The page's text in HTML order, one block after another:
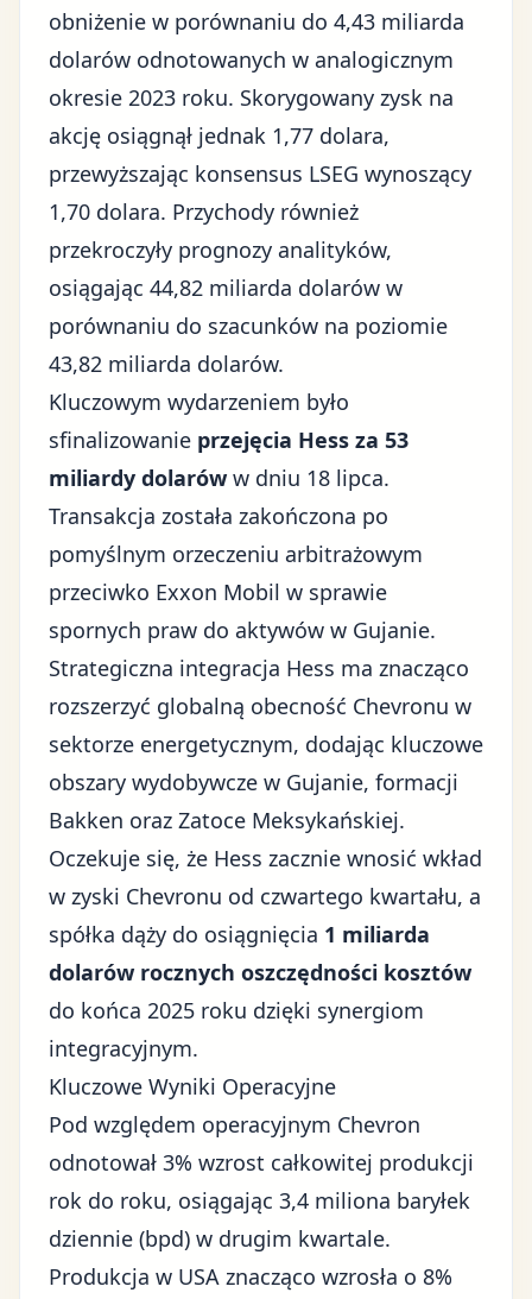
obniżenie w porównaniu do 4,43 miliarda
dolarów odnotowanych w analogicznym
okresie 2023 roku. Skorygowany zysk na
akcję osiągnął jednak 1,77 dolara,
przewyższając konsensus LSEG wynoszący
1,70 dolara. Przychody również
przekroczyły prognozy analityków,
osiągając 44,82 miliarda dolarów w
porównaniu do szacunków na poziomie
43,82 miliarda dolarów.
Kluczowym wydarzeniem było
sfinalizowanie przejęcia Hess za 53
miliardy dolarów w dniu 18 lipca.
Transakcja została zakończona po
pomyślnym orzeczeniu arbitrażowym
przeciwko Exxon Mobil w sprawie
spornych praw do aktywów w Gujanie.
Strategiczna integracja Hess ma znacząco
rozszerzyć globalną obecność Chevronu w
sektorze energetycznym, dodając kluczowe
obszary wydobywcze w Gujanie, formacji
Bakken oraz Zatoce Meksykańskiej.
Oczekuje się, że Hess zacznie wnosić wkład
w zyski Chevronu od czwartego kwartału, a
spółka dąży do osiągnięcia 1 miliarda
dolarów rocznych oszczędności kosztów
do końca 2025 roku dzięki synergiom
integracyjnym.
Kluczowe Wyniki Operacyjne
Pod względem operacyjnym Chevron
odnotował 3% wzrost całkowitej produkcji
rok do roku, osiągając 3,4 miliona baryłek
dziennie (bpd) w drugim kwartale.
Produkcja w USA znacząco wzrosła o 8%